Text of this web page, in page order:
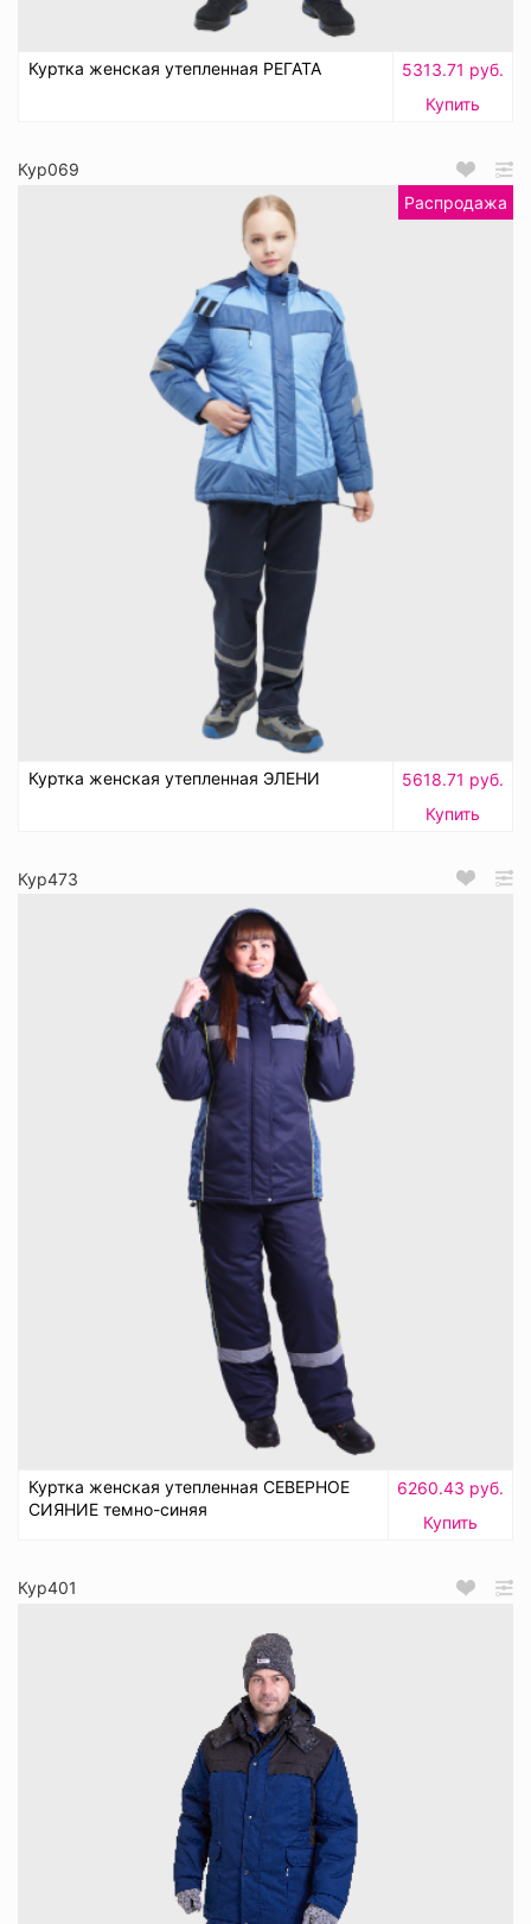
Куртка женская утепленная РЕГАТА
5313.71 руб.
Купить
Кур069
Распродажа
Куртка женская утепленная ЭЛЕНИ
5618.71 руб.
Купить
Кур473
Куртка женская утепленная СЕВЕРНОЕ
СИЯНИЕ темно-синяя
6260.43 руб.
Купить
Кур401